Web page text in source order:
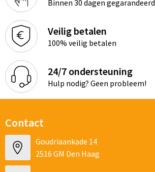
Binnen 30 dagen gegarandeerd
Veilig betalen
100% veilig betalen
24/7 ondersteuning
Hulp nodig? Geen probleem!
Contact
Goudriaankade 14
2516 GM Den Haag